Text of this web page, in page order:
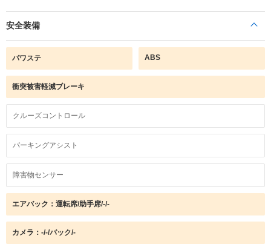
安全装備
パワステ ABS
衝突被害軽減ブレーキ
クルーズコントロール
パーキングアシスト
障害物センサー
エアバック：運転席/助手席/-/-
カメラ：-/-/バック/-